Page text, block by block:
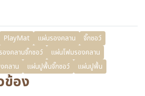
PlayMat แผ่นรองคลาน
จิ๊กซอว์
องคลานจิ๊กซอว์
แผ่นโฟมรองคลาน
งคลาน แผ่นปูพื้นจิ๊กซอว์ แผ่นปูพื้น
ข้อง